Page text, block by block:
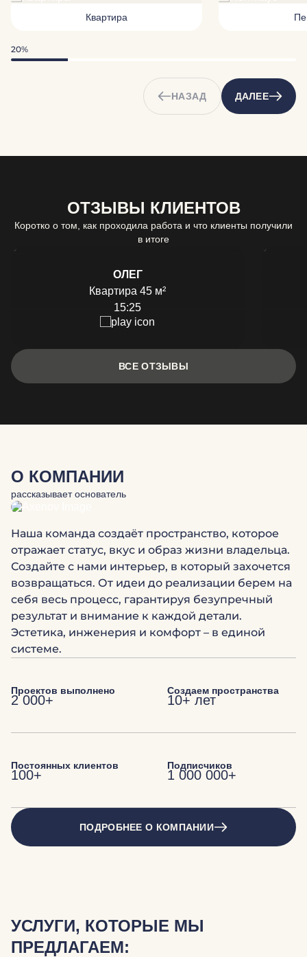
Квартира
20%
НАЗАД ДАЛЕЕ
ОТЗЫВЫ КЛИЕНТОВ
Коротко о том, как проходила работа и что клиенты получили
в итоге
ОЛЕГ
Квартира 45 м²
15:25
ВСЕ ОТЗЫВЫ
О КОМПАНИИ
рассказывает основатель
Наша команда создаёт пространство, которое
отражает статус, вкус и образ жизни владельца.
Создайте с нами интерьер, в который захочется
возвращаться. От идеи до реализации берем на
себя весь процесс, гарантируя безупречный
результат и внимание к каждой детали.
Эстетика, инженерия и комфорт – в единой
системе.
Проектов выполнено
2 000+
Создаем пространства
10+ лет
Постоянных клиентов
100+
Подписчиков
1 000 000+
ПОДРОБНЕЕ О КОМПАНИИ
УСЛУГИ, КОТОРЫЕ МЫ
ПРЕДЛАГАЕМ: